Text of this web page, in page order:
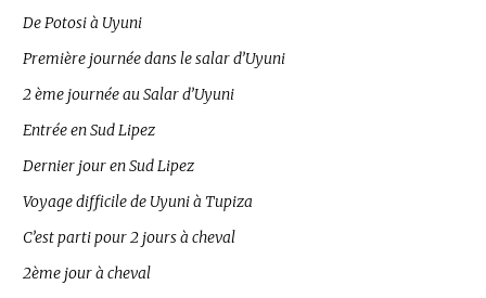
De Potosi à Uyuni
Première journée dans le salar d’Uyuni
2 ème journée au Salar d’Uyuni
Entrée en Sud Lipez
Dernier jour en Sud Lipez
Voyage difficile de Uyuni à Tupiza
C’est parti pour 2 jours à cheval
2ème jour à cheval